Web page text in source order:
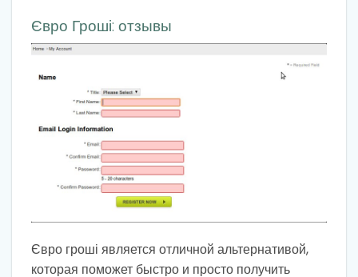
Євро Гроші: отзывы
Євро гроші является отличной альтернативой,
которая поможет быстро и просто получить